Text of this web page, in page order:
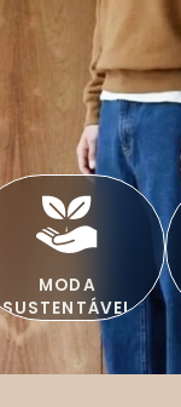
MODA
SUSTENTÁVEL